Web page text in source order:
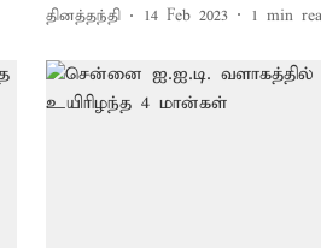
தினத்தந்தி 14 Feb 2023 1 min